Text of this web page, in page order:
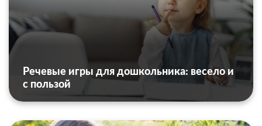
Речевые игры для дошкольника: весело и
с пользой